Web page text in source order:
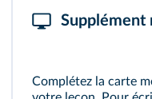
Supplément
Complétez la carte